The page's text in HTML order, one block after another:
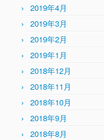
2019年4月
2019年3月
2019年2月
2019年1月
2018年12月
2018年11月
2018年10月
2018年9月
2018年8月